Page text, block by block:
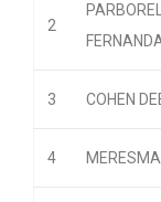
2
PARBORELL
3 COHEN
4